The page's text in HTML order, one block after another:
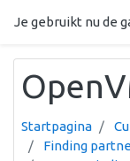
Je gebruikt nu de
Startpagina
Finding